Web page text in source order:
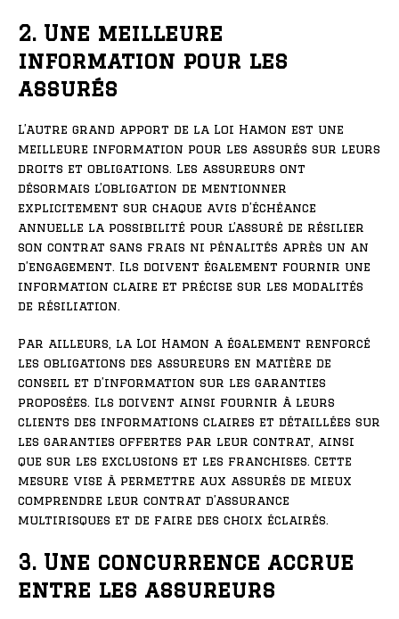
2. Une meilleure
information pour les
assurés
L’autre grand apport de la Loi Hamon est une
meilleure information pour les assurés sur leurs
droits et obligations. Les assureurs ont
désormais l’obligation de mentionner
explicitement sur chaque avis d’échéance
annuelle la possibilité pour l’assuré de résilier
son contrat sans frais ni pénalités après un an
d’engagement. Ils doivent également fournir une
information claire et précise sur les modalités
de résiliation.
Par ailleurs, la Loi Hamon a également renforcé
les obligations des assureurs en matière de
conseil et d’information sur les garanties
proposées. Ils doivent ainsi fournir à leurs
clients des informations claires et détaillées sur
les garanties offertes par leur contrat, ainsi
que sur les exclusions et les franchises. Cette
mesure vise à permettre aux assurés de mieux
comprendre leur contrat d’assurance
multirisques et de faire des choix éclairés.
3. Une concurrence accrue
entre les assureurs